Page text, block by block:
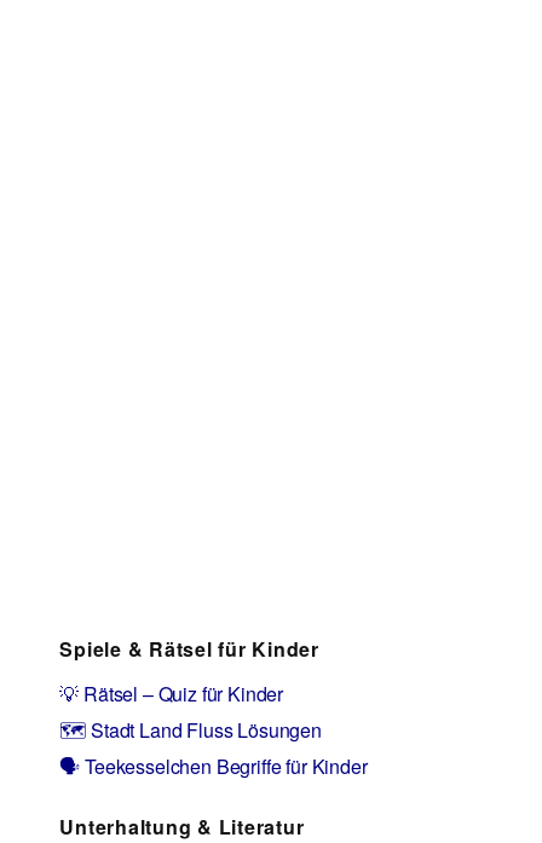
Spiele & Rätsel für Kinder
💡 Rätsel – Quiz für Kinder
🗺️ Stadt Land Fluss Lösungen
🗣️ Teekesselchen Begriffe für Kinder
Unterhaltung & Literatur